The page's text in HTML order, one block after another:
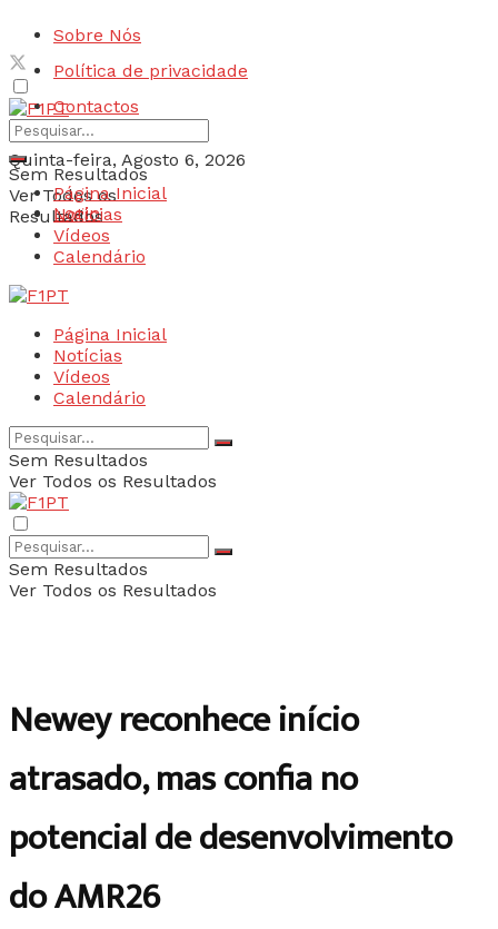
Sobre Nós
Política de privacidade
Contactos
Quinta-feira, Agosto 6, 2026
Login
Sem Resultados
Ver Todos os
Resultados
Página Inicial
Notícias
Vídeos
Calendário
Página Inicial
Notícias
Vídeos
Calendário
Sem Resultados
Ver Todos os Resultados
Sem Resultados
Ver Todos os Resultados
Newey reconhece início
atrasado, mas confia no
potencial de desenvolvimento
do AMR26